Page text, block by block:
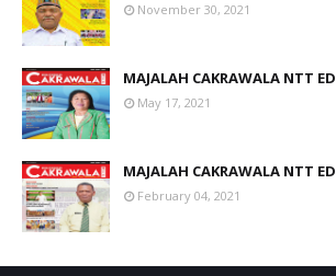
November 30, 2021
MAJALAH CAKRAWALA NTT
May 17, 2021
MAJALAH CAKRAWALA NTT
February 04, 2021